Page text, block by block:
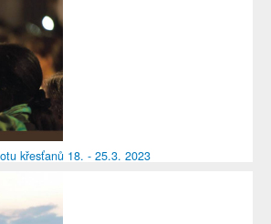
křesťanů 18. - 25.3. 2023